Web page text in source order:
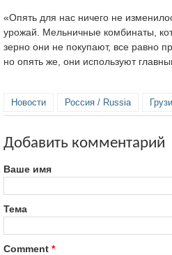
«Опять для нас ничего не
урожай. Мельничные комбинаты,
зерно они не покупают, все равно
но опять же, они используют
Новости Россия / Russia
Добавить комментарий
Ваше имя
Тема
Comment *